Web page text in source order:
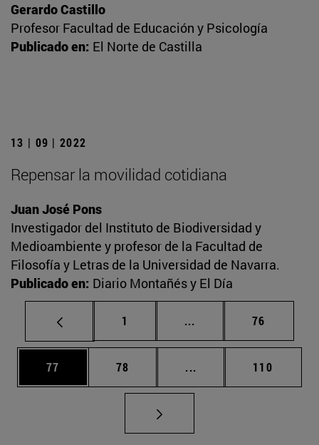
Gerardo Castillo
Profesor Facultad de Educación y Psicología
Publicado en: El Norte de Castilla
13 | 09 | 2022
Repensar la movilidad cotidiana
Juan José Pons
Investigador del Instituto de Biodiversidad y
Medioambiente y profesor de la Facultad de
Filosofía y Letras de la Universidad de Navarra.
Publicado en: Diario Montañés y El Día
Página
1 ... Páginas intermedias
Página
76
Página
77 Página
78 ... Páginas intermedias
Página
110